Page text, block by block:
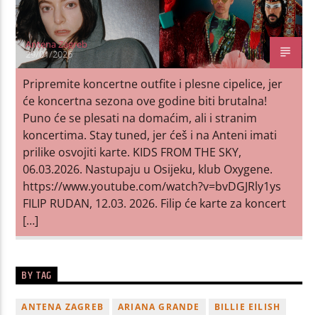
Antena Zagreb
29/01/2026
Pripremite koncertne outfite i plesne cipelice, jer
će koncertna sezona ove godine biti brutalna!
Puno će se plesati na domaćim, ali i stranim
koncertima. Stay tuned, jer ćeš i na Anteni imati
prilike osvojiti karte. KIDS FROM THE SKY,
06.03.2026. Nastupaju u Osijeku, klub Oxygene.
https://www.youtube.com/watch?v=bvDGJRly1ys
FILIP RUDAN, 12.03. 2026. Filip će karte za koncert
[…]
BY TAG
ANTENA ZAGREB ARIANA GRANDE
BILLIE EILISH